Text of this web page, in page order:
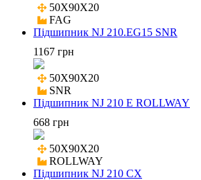
50X90X20
FAG
Підшипник NJ 210.EG15 SNR
1167 грн
50X90X20
SNR
Підшипник NJ 210 E ROLLWAY
668 грн
50X90X20
ROLLWAY
Підшипник NJ 210 CX